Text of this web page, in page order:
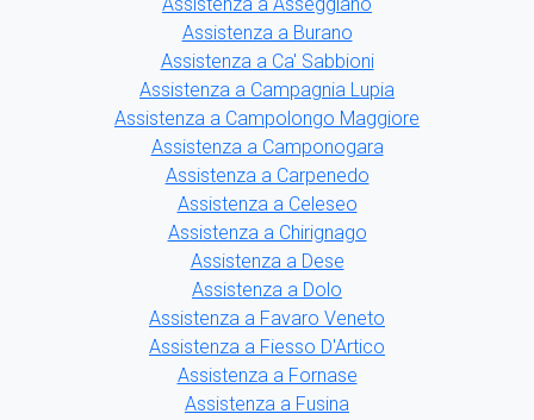
Assistenza a Burano
Assistenza a Ca' Sabbioni
Assistenza a Campagnia Lupia
Assistenza a Campolongo Maggiore
Assistenza a Camponogara
Assistenza a Carpenedo
Assistenza a Celeseo
Assistenza a Chirignago
Assistenza a Dese
Assistenza a Dolo
Assistenza a Favaro Veneto
Assistenza a Fiesso D'Artico
Assistenza a Fornase
Assistenza a Fusina